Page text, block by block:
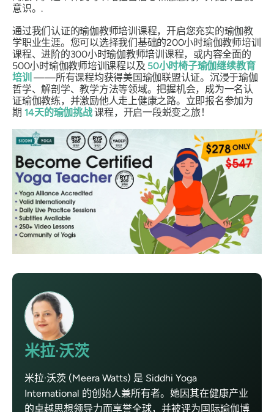
意识。.
通过我们认证的瑜伽教师培训课程，开启您充实的瑜伽教
学职业生涯。您可以选择我们基础的200小时瑜伽教师培训
课程、进阶的300小时瑜伽教师培训课程，或内容全面的
500小时瑜伽教师培训课程以及 50小时椅子瑜伽继续教育
培训 ——所有课程均获得美国瑜伽联盟认证。沉浸于瑜伽
哲学、解剖学、教学方法等领域。把握机会，成为一名认
证瑜伽教练，并激励他人走上健康之路。立即报名参加为
期 14天的瑜伽挑战课程，开启一段蜕变之旅！
米拉·沃茨
米拉·沃茨 (Meera Watts) 是 Siddhi Yoga
International 的创始人兼所有者。她因其在健康产业
的卓越思想领导力而享誉全球，并被评为国际瑜伽博